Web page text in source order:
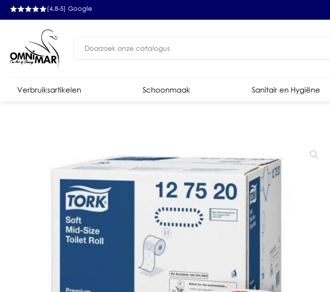
(4,8-5) Google
Zoeken
Verbruiksartikelen Schoonmaak Sanitair en Hygiëne